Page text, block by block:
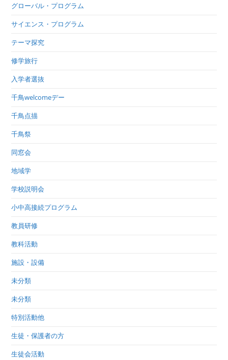
グローバル・プログラム
サイエンス・プログラム
テーマ探究
修学旅行
入学者選抜
千鳥welcomeデー
千鳥点描
千鳥祭
同窓会
地域学
学校説明会
小中高接続プログラム
教員研修
教科活動
施設・設備
未分類
未分類
特別活動他
生徒・保護者の方
生徒会活動